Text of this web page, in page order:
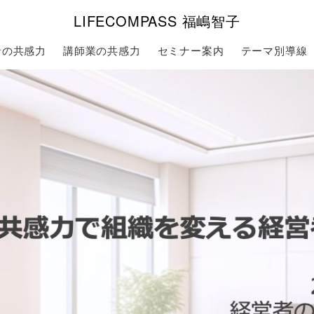
LIFECOMPASS 福嶋智子
共感力 講師業の共感力 セミナー案内 テーマ別導線